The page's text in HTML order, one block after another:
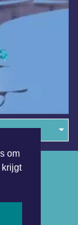
om
krijgt